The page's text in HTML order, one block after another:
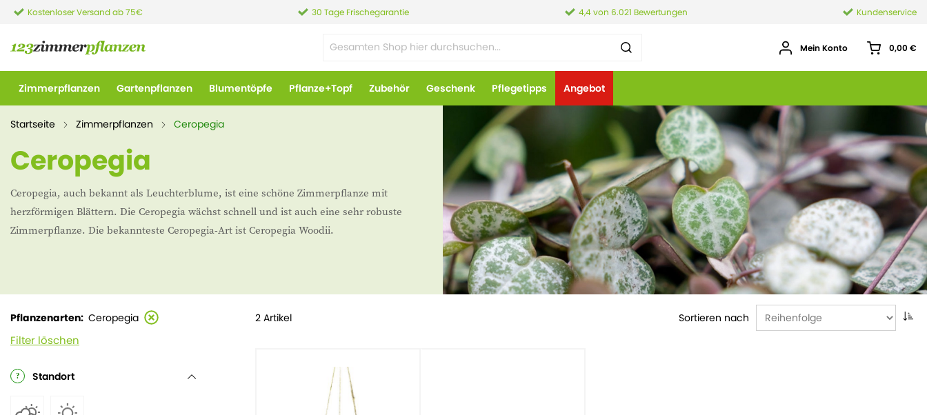
Kostenloser Versand ab 75€ 30 Tage Frischegarantie 4,4 von 6.021 Bewertungen Kundenservice
Mein Konto 0,00 €
Zimmerpflanzen Gartenpflanzen Blumentöpfe Pflanze+Topf Zubehör Geschenk Pflegetipps Angebot
Startseite Zimmerpflanzen Ceropegia
Ceropegia
Ceropegia, auch bekannt als Leuchterblume, ist eine schöne Zimmerpflanze mit
herzförmigen Blättern. Die Ceropegia wächst schnell und ist auch eine sehr robuste
Zimmerpflanze. Die bekannteste Ceropegia-Art ist Ceropegia Woodii.
Sortieren nach
2 Artikel
Pflanzenarten Ceropegia
Filter löschen
Standort